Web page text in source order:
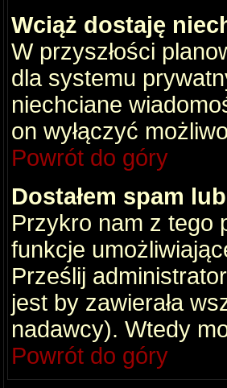
Wciąż dostaję
W przyszłości
dla systemu
niechciane
on wyłączyć
Powrót do góry
Dostałem spam
Przykro nam z tego
funkcje
Prześlij
jest by zawierała
nadawcy). Wtedy
Powrót do góry